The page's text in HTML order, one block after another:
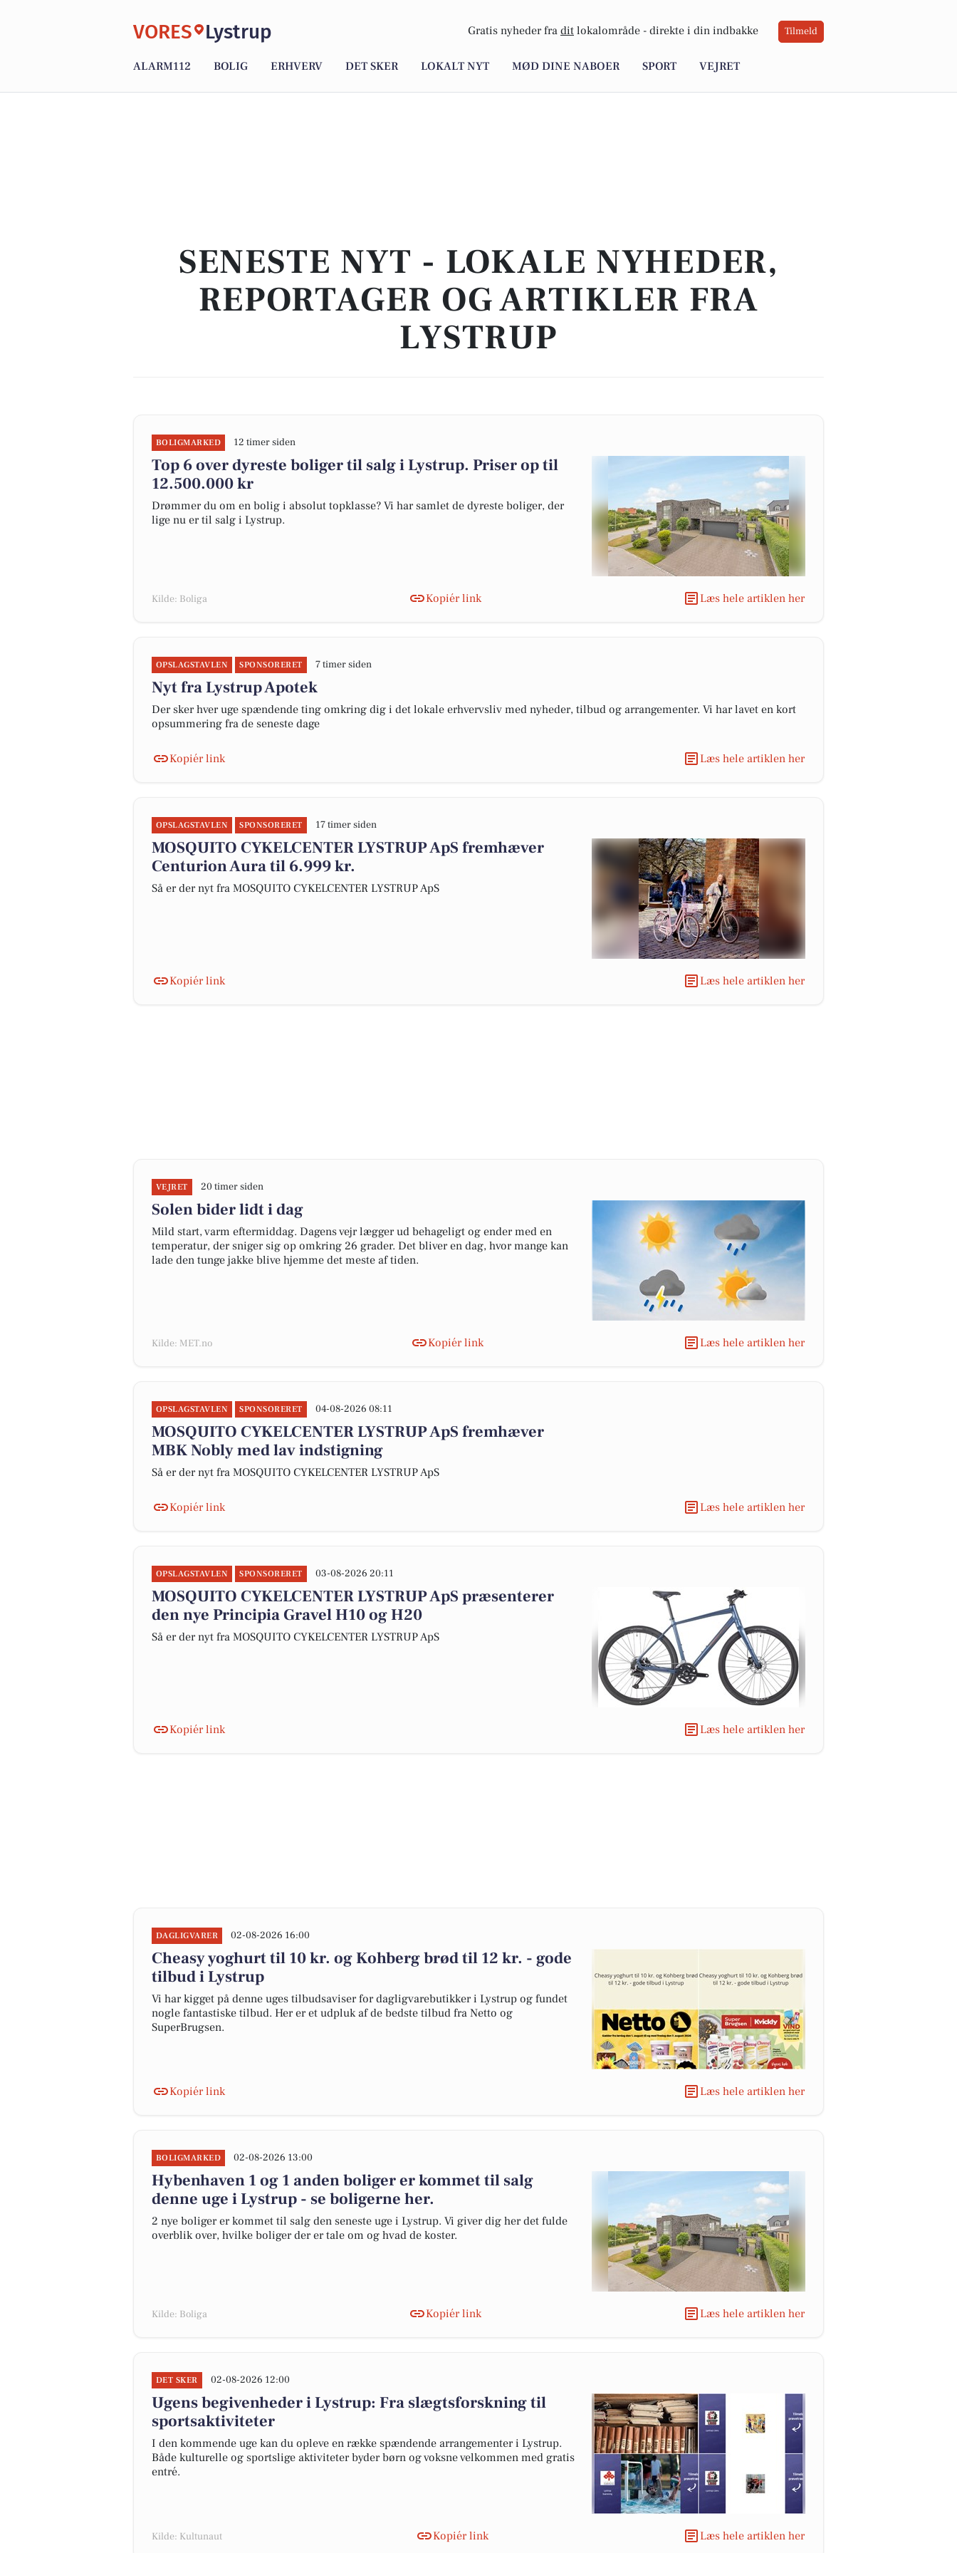
VORES Lystrup Gratis nyheder fra dit lokalområde - direkte i din indbakke Tilmeld
ALARM112 BOLIG ERHVERV DET SKER LOKALT NYT MØD DINE NABOER SPORT VEJRET
SENESTE NYT - LOKALE NYHEDER,
REPORTAGER OG ARTIKLER FRA
LYSTRUP
BOLIGMARKED 12 timer siden
Top 6 over dyreste boliger til salg i Lystrup. Priser op til
12.500.000 kr
Drømmer du om en bolig i absolut topklasse? Vi har samlet de dyreste boliger, der
lige nu er til salg i Lystrup.
Kilde: Boliga Kopiér link Læs hele artiklen her
OPSLAGSTAVLEN SPONSORERET 7 timer siden
Nyt fra Lystrup Apotek
Der sker hver uge spændende ting omkring dig i det lokale erhvervsliv med nyheder, tilbud og arrangementer. Vi har lavet en kort
opsummering fra de seneste dage
Kopiér link Læs hele artiklen her
OPSLAGSTAVLEN SPONSORERET 17 timer siden
MOSQUITO CYKELCENTER LYSTRUP ApS fremhæver
Centurion Aura til 6.999 kr.
Så er der nyt fra MOSQUITO CYKELCENTER LYSTRUP ApS
Kopiér link Læs hele artiklen her
VEJRET 20 timer siden
Solen bider lidt i dag
Mild start, varm eftermiddag. Dagens vejr lægger ud behageligt og ender med en
temperatur, der sniger sig op omkring 26 grader. Det bliver en dag, hvor mange kan
lade den tunge jakke blive hjemme det meste af tiden.
Kilde: MET.no Kopiér link Læs hele artiklen her
OPSLAGSTAVLEN SPONSORERET 04-08-2026 08:11
MOSQUITO CYKELCENTER LYSTRUP ApS fremhæver
MBK Nobly med lav indstigning
Så er der nyt fra MOSQUITO CYKELCENTER LYSTRUP ApS
Kopiér link Læs hele artiklen her
OPSLAGSTAVLEN SPONSORERET 03-08-2026 20:11
MOSQUITO CYKELCENTER LYSTRUP ApS præsenterer
den nye Principia Gravel H10 og H20
Så er der nyt fra MOSQUITO CYKELCENTER LYSTRUP ApS
Kopiér link Læs hele artiklen her
DAGLIGVARER 02-08-2026 16:00
Cheasy yoghurt til 10 kr. og Kohberg brød til 12 kr. - gode
tilbud i Lystrup
Vi har kigget på denne uges tilbudsaviser for dagligvarebutikker i Lystrup og fundet
nogle fantastiske tilbud. Her er et udpluk af de bedste tilbud fra Netto og
SuperBrugsen.
Kopiér link Læs hele artiklen her
BOLIGMARKED 02-08-2026 13:00
Hybenhaven 1 og 1 anden boliger er kommet til salg
denne uge i Lystrup - se boligerne her.
2 nye boliger er kommet til salg den seneste uge i Lystrup. Vi giver dig her det fulde
overblik over, hvilke boliger der er tale om og hvad de koster.
Kilde: Boliga Kopiér link Læs hele artiklen her
DET SKER 02-08-2026 12:00
Ugens begivenheder i Lystrup: Fra slægtsforskning til
sportsaktiviteter
I den kommende uge kan du opleve en række spændende arrangementer i Lystrup.
Både kulturelle og sportslige aktiviteter byder børn og voksne velkommen med gratis
entré.
Kilde: Kultunaut Kopiér link Læs hele artiklen her